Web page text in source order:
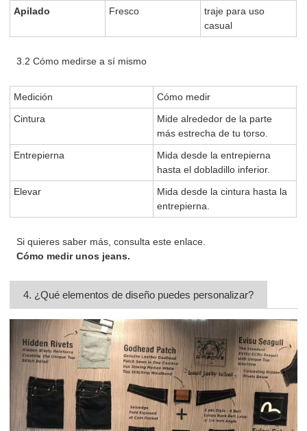
Apilado
Fresco
traje para uso
casual
3.2 Cómo medirse a sí mismo
Medición
Cómo medir
Cintura
Mide alrededor de la parte
más estrecha de tu torso.
Entrepierna
Mida desde la entrepierna
hasta el dobladillo inferior.
Elevar
Mida desde la cintura hasta la
entrepierna.
Si quieres saber más, consulta este enlace.
Cómo medir unos jeans.
4. ¿Qué elementos de diseño puedes personalizar?